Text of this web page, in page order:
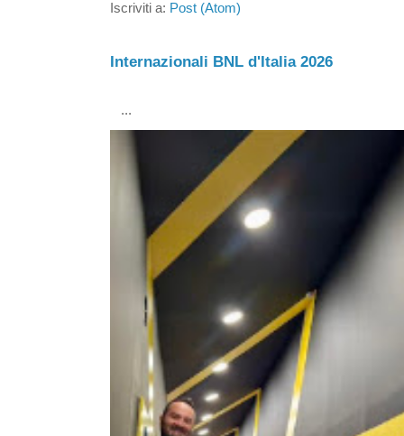
Iscriviti a: Post (Atom)
Internazionali BNL d'Italia 2026
...